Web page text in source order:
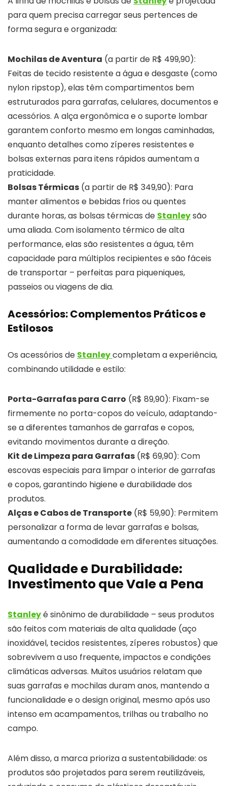
para quem precisa carregar seus pertences de
forma segura e organizada:
Mochilas de Aventura (a partir de R$ 499,90):
Feitas de tecido resistente a água e desgaste (como
nylon ripstop), elas têm compartimentos bem
estruturados para garrafas, celulares, documentos e
acessórios. A alça ergonômica e o suporte lombar
garantem conforto mesmo em longas caminhadas,
enquanto detalhes como zíperes resistentes e
bolsas externas para itens rápidos aumentam a
praticidade.
Bolsas Térmicas (a partir de R$ 349,90): Para
manter alimentos e bebidas frios ou quentes
durante horas, as bolsas térmicas de Stanleysão
uma aliada. Com isolamento térmico de alta
performance, elas são resistentes a água, têm
capacidade para múltiplos recipientes e são fáceis
de transportar – perfeitas para piqueniques,
passeios ou viagens de dia.
Acessórios: Complementos Práticos e
Estilosos
Os acessórios de Stanleycompletam a experiência,
combinando utilidade e estilo:
Porta-Garrafas para Carro (R$ 89,90): Fixam-se
firmemente no porta-copos do veículo, adaptando-
se a diferentes tamanhos de garrafas e copos,
evitando movimentos durante a direção.
Kit de Limpeza para Garrafas (R$ 69,90): Com
escovas especiais para limpar o interior de garrafas
e copos, garantindo higiene e durabilidade dos
produtos.
Alças e Cabos de Transporte (R$ 59,90): Permitem
personalizar a forma de levar garrafas e bolsas,
aumentando a comodidade em diferentes situações.
Qualidade e Durabilidade:
Investimento que Vale a Pena
Stanleyé sinônimo de durabilidade – seus produtos
são feitos com materiais de alta qualidade (aço
inoxidável, tecidos resistentes, zíperes robustos) que
sobrevivem a uso frequente, impactos e condições
climáticas adversas. Muitos usuários relatam que
suas garrafas e mochilas duram anos, mantendo a
funcionalidade e o design original, mesmo após uso
intenso em acampamentos, trilhas ou trabalho no
campo.
Além disso, a marca prioriza a sustentabilidade: os
produtos são projetados para serem reutilizáveis,